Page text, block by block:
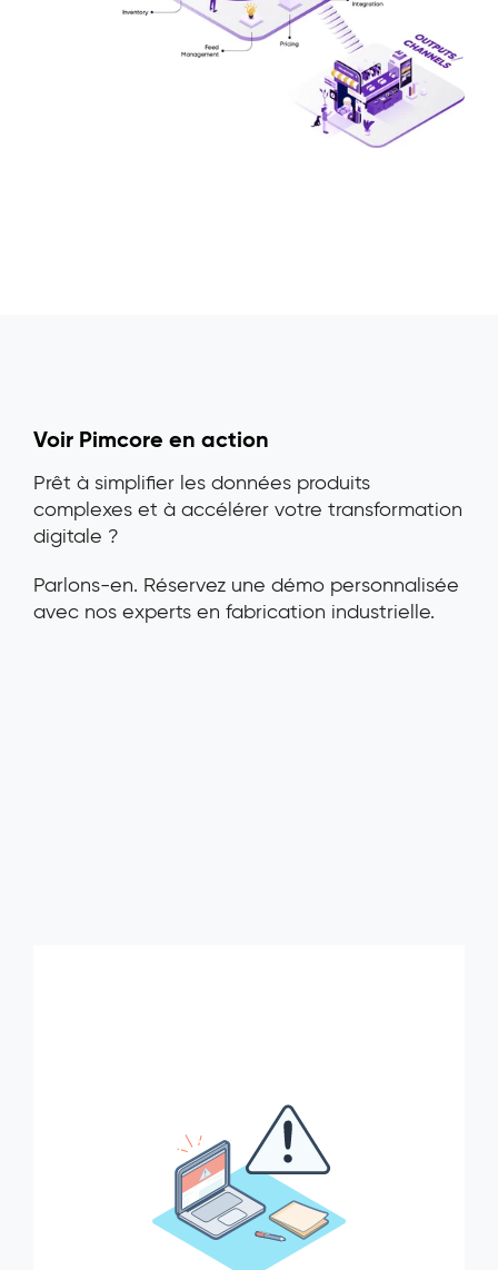
Voir Pimcore en action
Prêt à simplifier les données produits
complexes et à accélérer votre transformation
digitale ?
Parlons-en. Réservez une démo personnalisée
avec nos experts en fabrication industrielle.